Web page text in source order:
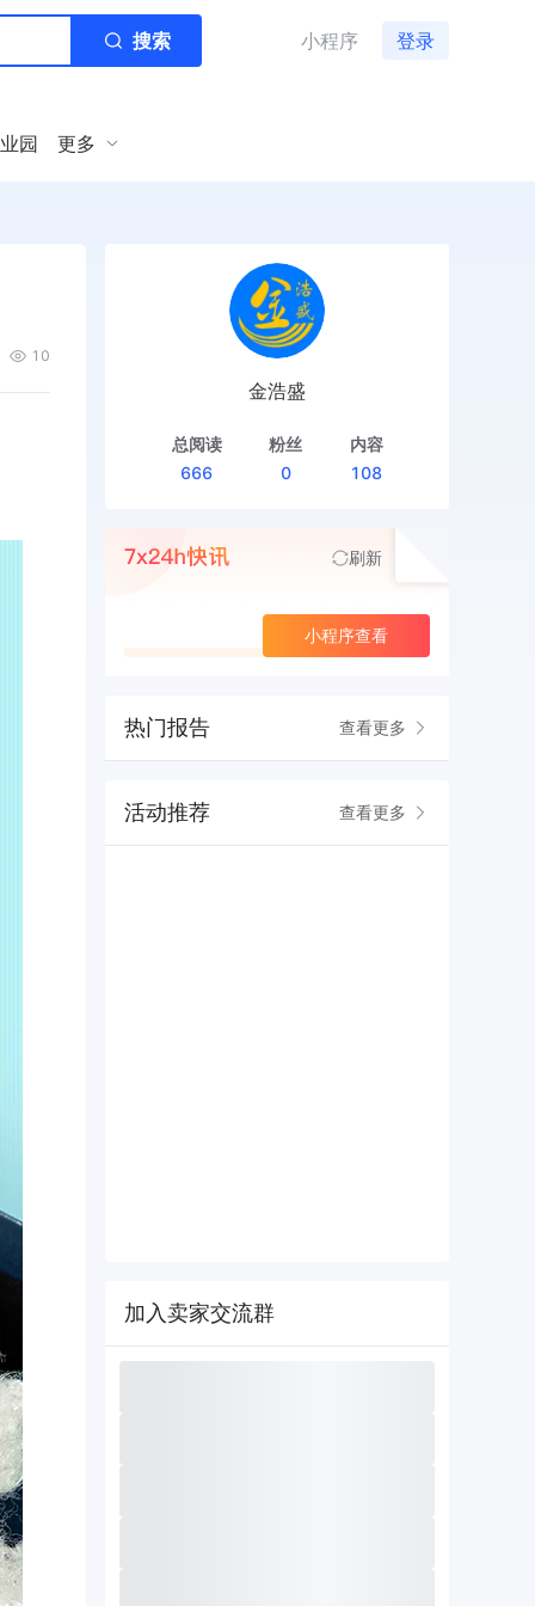
搜索 小程序 登录
园 更多
10
金浩盛
总阅读
666
粉丝
0
内容
108
刷新
小程序查看
热门报告 查看更多
活动推荐 查看更多
加入卖家交流群